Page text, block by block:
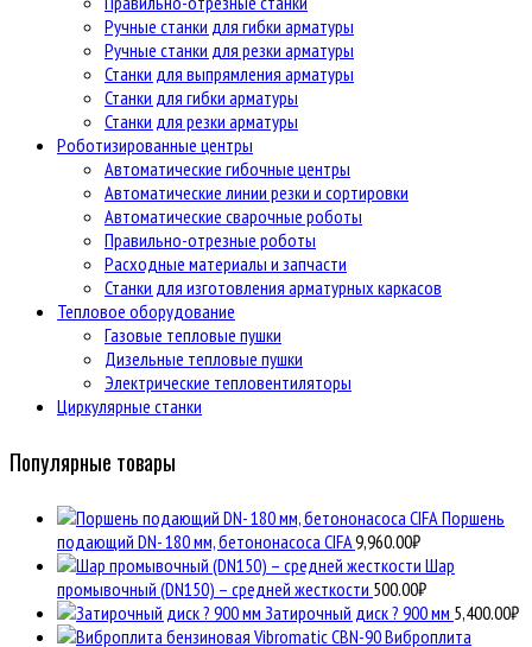
Ручные станки для гибки арматуры
Ручные станки для резки арматуры
Станки для выпрямления арматуры
Станки для гибки арматуры
Станки для резки арматуры
Роботизированные центры
Автоматические гибочные центры
Автоматические линии резки и сортировки
Автоматические сварочные роботы
Правильно-отрезные роботы
Расходные материалы и запчасти
Станки для изготовления арматурных каркасов
Тепловое оборудование
Газовые тепловые пушки
Дизельные тепловые пушки
Электрические тепловентиляторы
Циркулярные станки
Популярные товары
Поршень
подающий DN- 180 мм, бетононасоса CIFA9,960.00₽
Шар
промывочный (DN150) – средней жесткости 500.00₽
Затирочный диск ? 900 мм 5,400.00₽
Виброплита